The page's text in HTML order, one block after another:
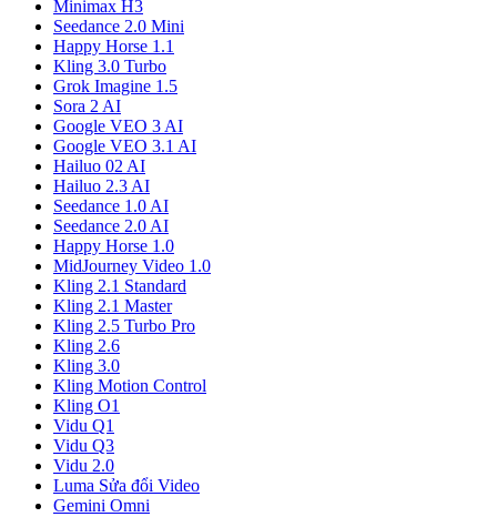
Minimax H3
Seedance 2.0 Mini
Happy Horse 1.1
Kling 3.0 Turbo
Grok Imagine 1.5
Sora 2 AI
Google VEO 3 AI
Google VEO 3.1 AI
Hailuo 02 AI
Hailuo 2.3 AI
Seedance 1.0 AI
Seedance 2.0 AI
Happy Horse 1.0
MidJourney Video 1.0
Kling 2.1 Standard
Kling 2.1 Master
Kling 2.5 Turbo Pro
Kling 2.6
Kling 3.0
Kling Motion Control
Kling O1
Vidu Q1
Vidu Q3
Vidu 2.0
Luma Sửa đổi Video
Gemini Omni